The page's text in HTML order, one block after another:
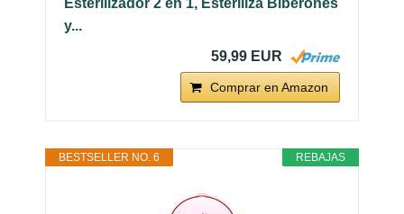
y...
59,99 EUR
Comprar en Amazon
REBAJAS
BESTSELLER NO. 6